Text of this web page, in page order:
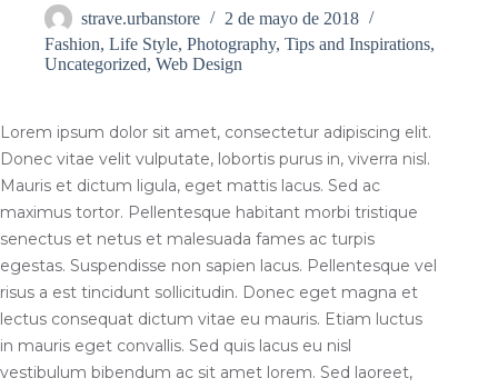
strave.urbanstore
2 de mayo de 2018
Fashion, Life Style, Photography, Tips and Inspirations,
Uncategorized, Web Design
Lorem ipsum dolor sit amet, consectetur adipiscing elit.
Donec vitae velit vulputate, lobortis purus in, viverra nisl.
Mauris et dictum ligula, eget mattis lacus. Sed ac
maximus tortor. Pellentesque habitant morbi tristique
senectus et netus et malesuada fames ac turpis
egestas. Suspendisse non sapien lacus. Pellentesque vel
risus a est tincidunt sollicitudin. Donec eget magna et
lectus consequat dictum vitae eu mauris. Etiam luctus
in mauris eget convallis. Sed quis lacus eu nisl
vestibulum bibendum ac sit amet lorem. Sed laoreet,